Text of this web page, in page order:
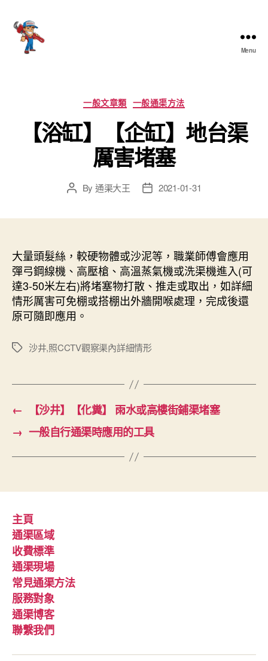
Menu
Categories
一般文章類 一般通渠方法
【浴缸】【企缸】地台渠
厲害堵塞
PostBy 通渠大王
Post2021-01-31
大量頭髮絲，較硬物體或沙泥等，職業師傅會應用
彈弓鋼線機、高壓槍、高溫蒸氣機或洗渠機進入(可
達3-50米左右)將堵塞物打散、推走或取出，如詳細
情形厲害可免棚或搭棚出外牆開喉處理，完成後還
原可隨即應用。
Tags沙井,照CCTV觀察渠內詳細情形
←
【沙井】【化糞】 雨水或高樓街鋪渠堵塞
→ 一般自行通渠時應用的工具
主頁
通渠區域
收費標準
通渠現場
常見通渠方法
服務對象
通渠博客
聯繫我們